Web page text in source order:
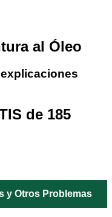
al Óleo
de 185
y Otros Problemas